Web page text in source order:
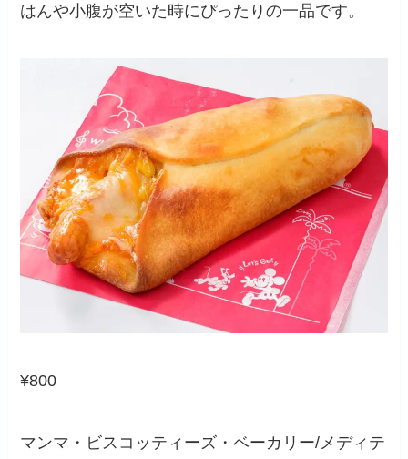
はんや小腹が空いた時にぴったりの一品です。
¥800
マンマ・ビスコッティーズ・ベーカリー/メディテ